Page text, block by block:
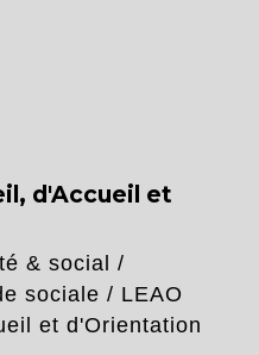
d'Accueil et
& social /
sociale / LEAO
et d'Orientation